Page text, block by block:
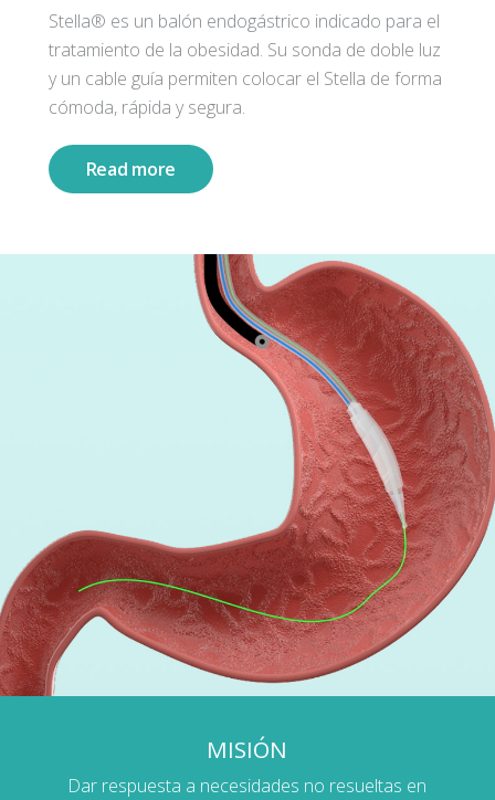
Stella® es un balón endogástrico indicado para el
tratamiento de la obesidad. Su sonda de doble luz
y un cable guía permiten colocar el Stella de forma
cómoda, rápida y segura.
Read more
MISIÓN
Dar respuesta a necesidades no resueltas en